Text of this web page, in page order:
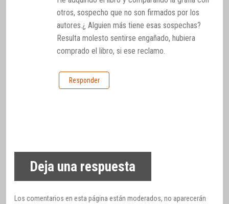
otros, sospecho que no son firmados por los
autores.¿ Alguien más tiene esas sospechas?
Resulta molesto sentirse engañado, hubiera
comprado el libro, si ese reclamo.
Responder
Deja una respuesta
Los comentarios en esta página están moderados, no aparecerán